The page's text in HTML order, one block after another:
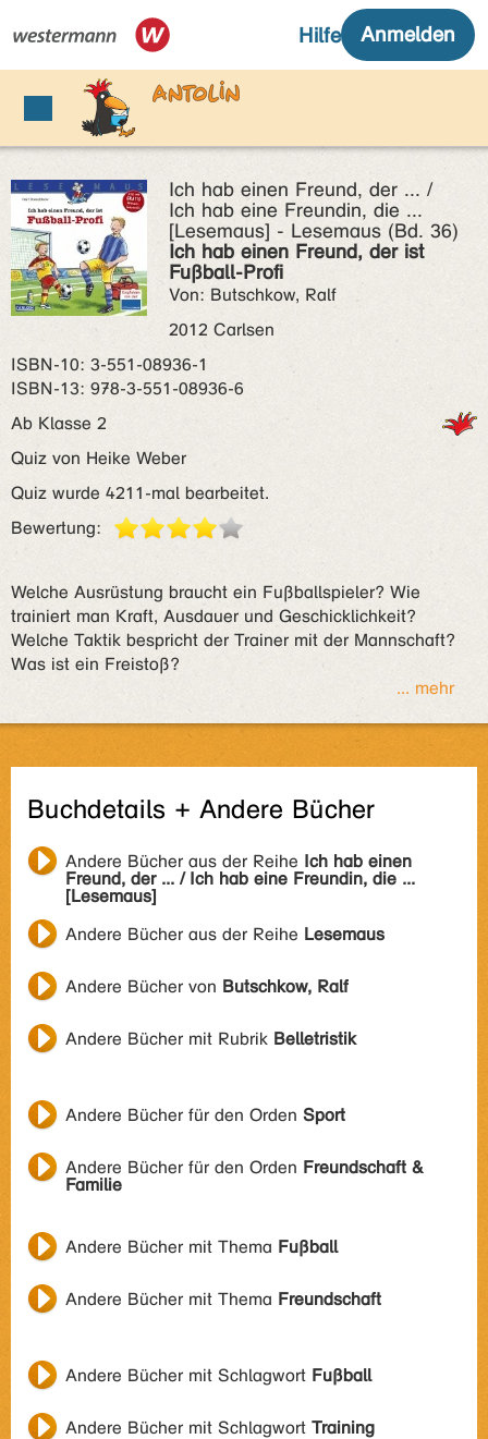
Ich hab einen Freund, der ... /
Ich hab eine Freundin, die ...
[Lesemaus] - Lesemaus (Bd. 36)
Ich hab einen Freund, der ist
Fußball-Profi
Von: Butschkow, Ralf
2012 Carlsen
ISBN‑10: 3-551-08936-1
ISBN‑13: 978-3-551-08936-6
Ab Klasse 2
Quiz von Heike Weber
Quiz wurde 4211-mal bearbeitet.
Bewertung:
Welche Ausrüstung braucht ein Fußballspieler? Wie
trainiert man Kraft, Ausdauer und Geschicklichkeit?
Welche Taktik bespricht der Trainer mit der Mannschaft?
Was ist ein Freistoß?
... mehr
Buchdetails + Andere Bücher
Andere Bücher aus der Reihe Ich hab einen
Freund, der ... / Ich hab eine Freundin, die ...
[Lesemaus]
Andere Bücher aus der Reihe Lesemaus
Andere Bücher von Butschkow, Ralf
Andere Bücher mit Rubrik Belletristik
Andere Bücher für den Orden Sport
Andere Bücher für den Orden Freundschaft &
Familie
Andere Bücher mit Thema Fußball
Andere Bücher mit Thema Freundschaft
Andere Bücher mit Schlagwort Fußball
Andere Bücher mit Schlagwort Training